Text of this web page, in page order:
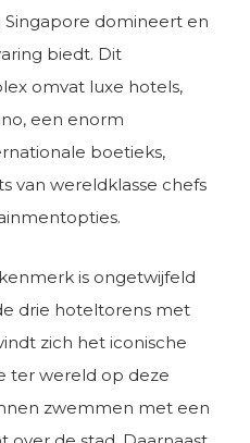
Singapore domineert en
biedt. Dit
omvat luxe hotels,
een enorm
boetieks,
van wereldklasse chefs
is ongetwijfeld
drie hoteltorens met
zich het iconische
ter wereld op deze
zwemmen met een